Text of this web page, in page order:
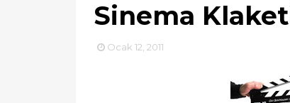
Sinema
Ocak 12, 2011